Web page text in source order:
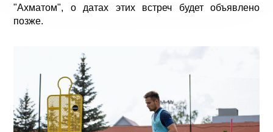
"Ахматом", о датах этих встреч будет объявлено
позже.